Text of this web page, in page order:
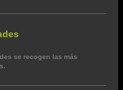
se recogen las más